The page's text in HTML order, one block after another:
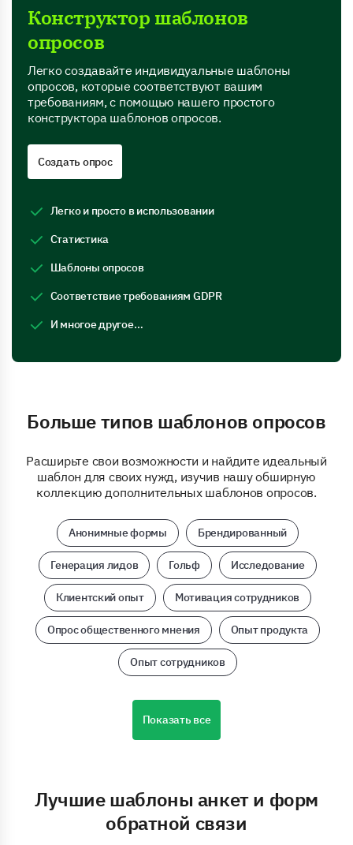
Конструктор шаблонов
опросов
Легко создавайте индивидуальные шаблоны
опросов, которые соответствуют вашим
требованиям, с помощью нашего простого
конструктора шаблонов опросов.
Создать опрос
Легко и просто в использовании
Статистика
Шаблоны опросов
Соответствие требованиям GDPR
И многое другое…
Больше типов шаблонов опросов
Расширьте свои возможности и найдите идеальный
шаблон для своих нужд, изучив нашу обширную
коллекцию дополнительных шаблонов опросов.
Анонимные формы Брендированный
Генерация лидов Гольф Исследование
Клиентский опыт Мотивация сотрудников
Опрос общественного мнения Опыт продукта
Опыт сотрудников
Показать все
Лучшие шаблоны анкет и форм
обратной связи